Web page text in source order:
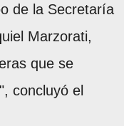
de la Secretaría
Marzorati,
que se
concluyó el